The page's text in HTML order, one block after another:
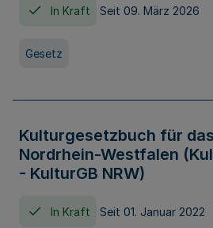
In Kraft Seit 09. März 2026
Gesetz
Kulturgesetzbuch für
Nordrhein-Westfalen
- KulturGB NRW)
In Kraft Seit 01. Januar 2022